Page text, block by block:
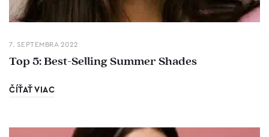
7. SEPTEMBRA 2022
Top 5: Best-Selling Summer Shades
ČÍŤAŤ VIAC